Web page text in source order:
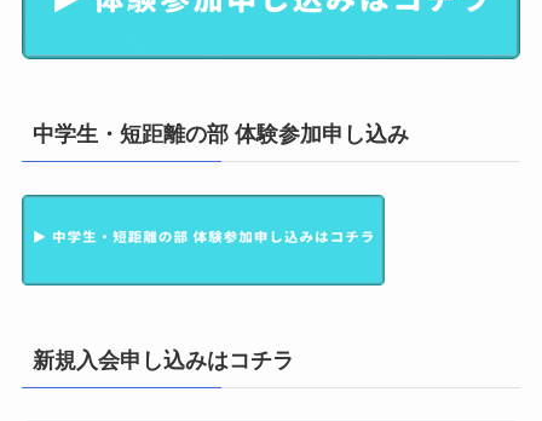
中学生・短距離の部 体験参加申し込み
新規入会申し込みはコチラ